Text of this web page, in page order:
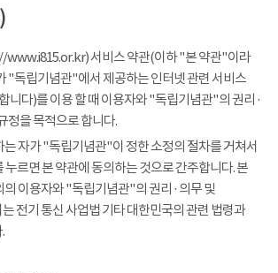
서비스 약관(이하 "본 약관"이라
"독립기념관"에서 제공하는 인터넷 관련 서비스
니다)를 이용 할 때 이용자와 "독립기념관"의 권리 ·
정을 목적으로 합니다.
는 자가 "독립기념관"이 정한 소정의 절차를 거쳐서
르면 본 약관에 동의하는 것으로 간주합니다. 본
의 이용자와 "독립기념관"의 권리 · 의무 및
전기 통신 사업법 기타 대한민국의 관련 법령과